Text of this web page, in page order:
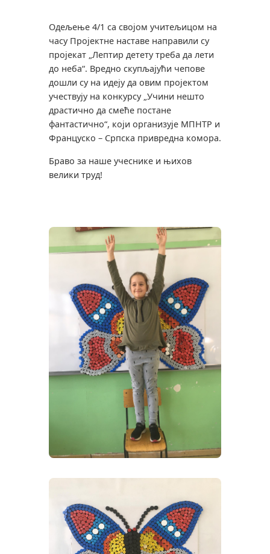
Одељење 4/1 са својом учитељицом на
часу Пројектне наставе направили су
пројекат „Лептир детету треба да лети
до неба“. Вредно скупљајући чепове
дошли су на идеју да овим пројектом
учествују на конкурсу „Учини нешто
драстично да смеће постане
фантастично“, који организује МПНТР и
Француско – Српска привредна комора.
Браво за наше учеснике и њихов
велики труд!